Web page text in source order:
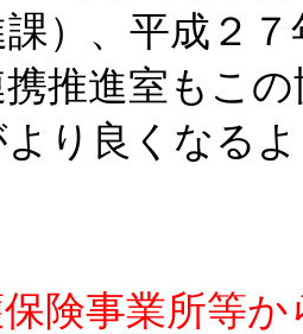
）、平成２
推進室もこ
り良くなる
険事業所等か